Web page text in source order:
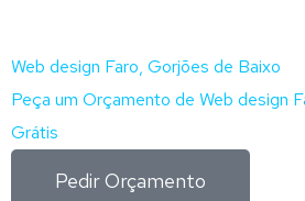
Web design Faro, Gorjões de Baixo
Peça um Orçamento de Web design
Grátis
Pedir Orçamento